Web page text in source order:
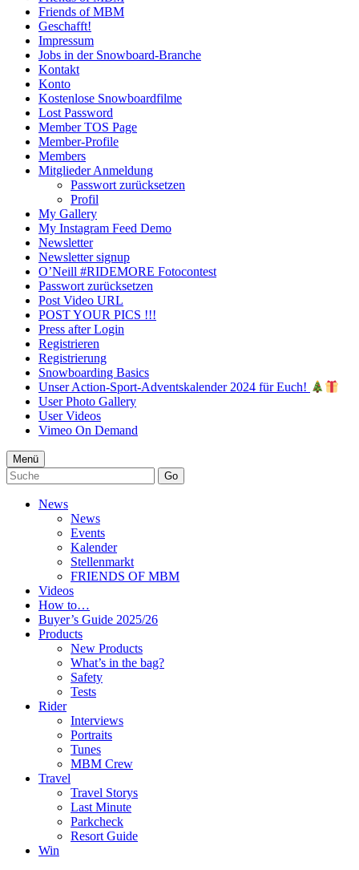
Friends of MBM
Geschafft!
Impressum
Jobs in der Snowboard-Branche
Kontakt
Konto
Kostenlose Snowboardfilme
Lost Password
Member TOS Page
Member-Profile
Members
Mitglieder Anmeldung
Passwort zurücksetzen
Profil
My Gallery
My Instagram Feed Demo
Newsletter
Newsletter signup
O’Neill #RIDEMORE Fotocontest
Passwort zurücksetzen
Post Video URL
POST YOUR PICS !!!
Press after Login
Registrieren
Registrierung
Snowboarding Basics
Unser Action-Sport-Adventskalender 2024 für Euch!
User Photo Gallery
User Videos
Vimeo On Demand
Menü
Go
News
News
Events
Kalender
Stellenmarkt
FRIENDS OF MBM
Videos
How to…
Buyer’s Guide 2025/26
Products
New Products
What’s in the bag?
Safety
Tests
Rider
Interviews
Portraits
Tunes
MBM Crew
Travel
Travel Storys
Last Minute
Parkcheck
Resort Guide
Win